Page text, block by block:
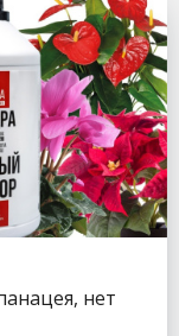
нет